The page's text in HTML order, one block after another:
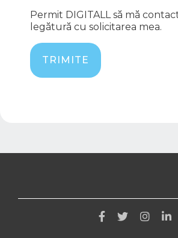
Permit DIGITALL să mă
legătură cu solicitarea mea.